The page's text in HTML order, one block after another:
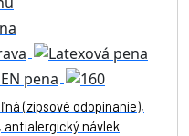
(zipsové odopínanie),
antialergický návlek